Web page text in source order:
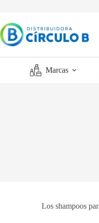
Marcas
Los shampoos